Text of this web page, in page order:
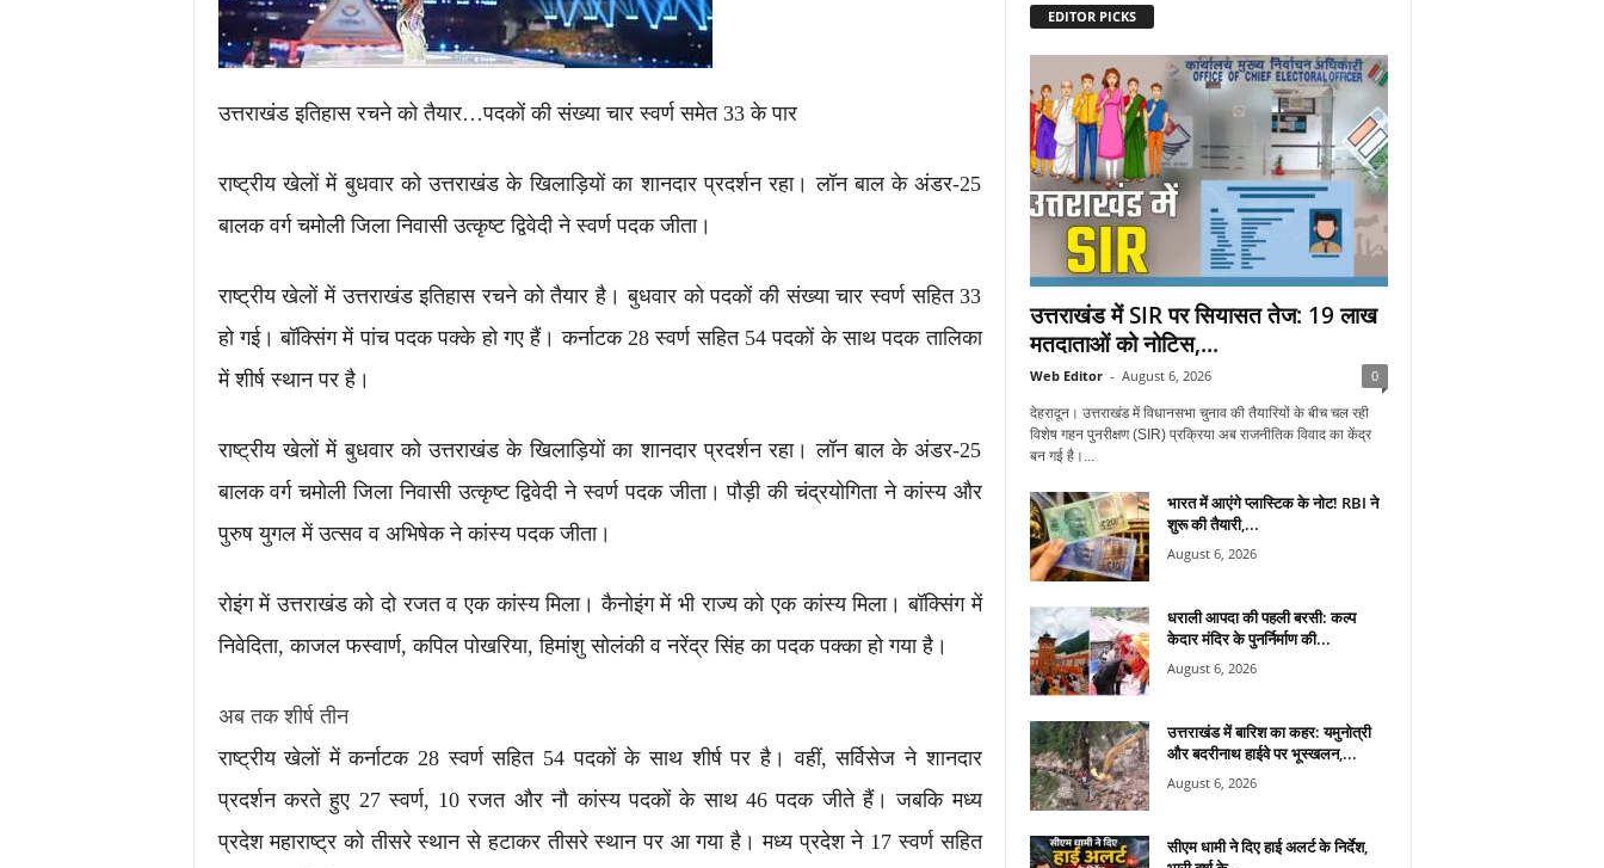
उत्तराखंड इतिहास रचने को तैयार…पदकों की संख्या चार स्वर्ण समेत 33 के पार
राष्ट्रीय खेलों में बुधवार को उत्तराखंड के खिलाड़ियों का शानदार प्रदर्शन रहा। लॉन बाल के अंडर-25
बालक वर्ग चमोली जिला निवासी उत्कृष्ट द्विवेदी ने स्वर्ण पदक जीता।
राष्ट्रीय खेलों में उत्तराखंड इतिहास रचने को तैयार है। बुधवार को पदकों की संख्या चार स्वर्ण सहित 33
हो गई। बॉक्सिंग में पांच पदक पक्के हो गए हैं। कर्नाटक 28 स्वर्ण सहित 54 पदकों के साथ पदक तालिका
में शीर्ष स्थान पर है।
राष्ट्रीय खेलों में बुधवार को उत्तराखंड के खिलाड़ियों का शानदार प्रदर्शन रहा। लॉन बाल के अंडर-25
बालक वर्ग चमोली जिला निवासी उत्कृष्ट द्विवेदी ने स्वर्ण पदक जीता। पौड़ी की चंद्रयोगिता ने कांस्य और
पुरुष युगल में उत्सव व अभिषेक ने कांस्य पदक जीता।
रोइंग में उत्तराखंड को दो रजत व एक कांस्य मिला। कैनोइंग में भी राज्य को एक कांस्य मिला। बॉक्सिंग में
निवेदिता, काजल फस्वार्ण, कपिल पोखरिया, हिमांशु सोलंकी व नरेंद्र सिंह का पदक पक्का हो गया है।
अब तक शीर्ष तीन
राष्ट्रीय खेलों में कर्नाटक 28 स्वर्ण सहित 54 पदकों के साथ शीर्ष पर है। वहीं, सर्विसेज ने शानदार
प्रदर्शन करते हुए 27 स्वर्ण, 10 रजत और नौ कांस्य पदकों के साथ 46 पदक जीते हैं। जबकि मध्य
प्रदेश महाराष्ट्र को तीसरे स्थान से हटाकर तीसरे स्थान पर आ गया है। मध्य प्रदेश ने 17 स्वर्ण सहित
EDITOR PICKS
उत्तराखंड में SIR पर सियासत तेज: 19 लाख
मतदाताओं को नोटिस,...
Web Editor - August 6, 2026 0
देहरादून। उत्तराखंड में विधानसभा चुनाव की तैयारियों के बीच चल रही
विशेष गहन पुनरीक्षण (SIR) प्रक्रिया अब राजनीतिक विवाद का केंद्र
बन गई है।...
भारत में आएंगे प्लास्टिक के नोट! RBI ने
शुरू की तैयारी,...
August 6, 2026
धराली आपदा की पहली बरसी: कल्प
केदार मंदिर के पुनर्निर्माण की...
August 6, 2026
उत्तराखंड में बारिश का कहर: यमुनोत्री
और बदरीनाथ हाईवे पर भूस्खलन,...
August 6, 2026
सीएम धामी ने दिए हाई अलर्ट के निर्देश,